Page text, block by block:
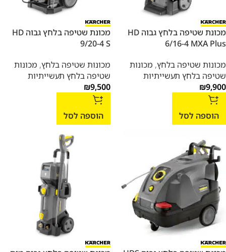
מכונת שטיפה בלחץ גבוה HD
6/16-4 MXA Plus
מכונות שטיפה בלחץ, מכונות
שטיפה בלחץ תעשייתיות
₪9,900
הוספה לסל
מכונת שטיפה בלחץ גבוה HD
9/20-4 S
מכונות שטיפה בלחץ, מכונות
שטיפה בלחץ תעשייתיות
₪9,500
הוספה לסל